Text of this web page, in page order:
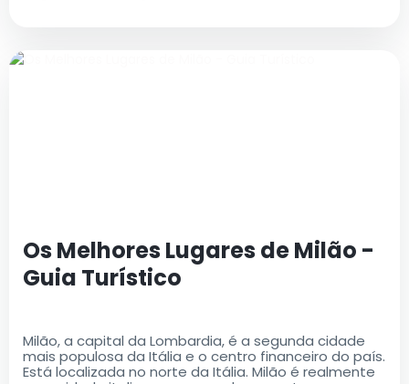
Os Melhores Lugares de Milão -
Guia Turístico
Milão, a capital da Lombardia, é a segunda cidade
mais populosa da Itália e o centro financeiro do país.
Está localizada no norte da Itália. Milão é realmente